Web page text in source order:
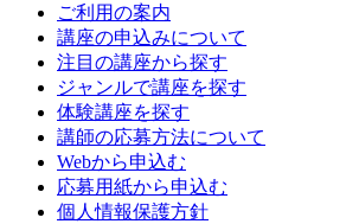
ご利用の案内
講座の申込みについて
注目の講座から探す
ジャンルで講座を探す
体験講座を探す
講師の応募方法について
Webから申込む
応募用紙から申込む
個人情報保護方針